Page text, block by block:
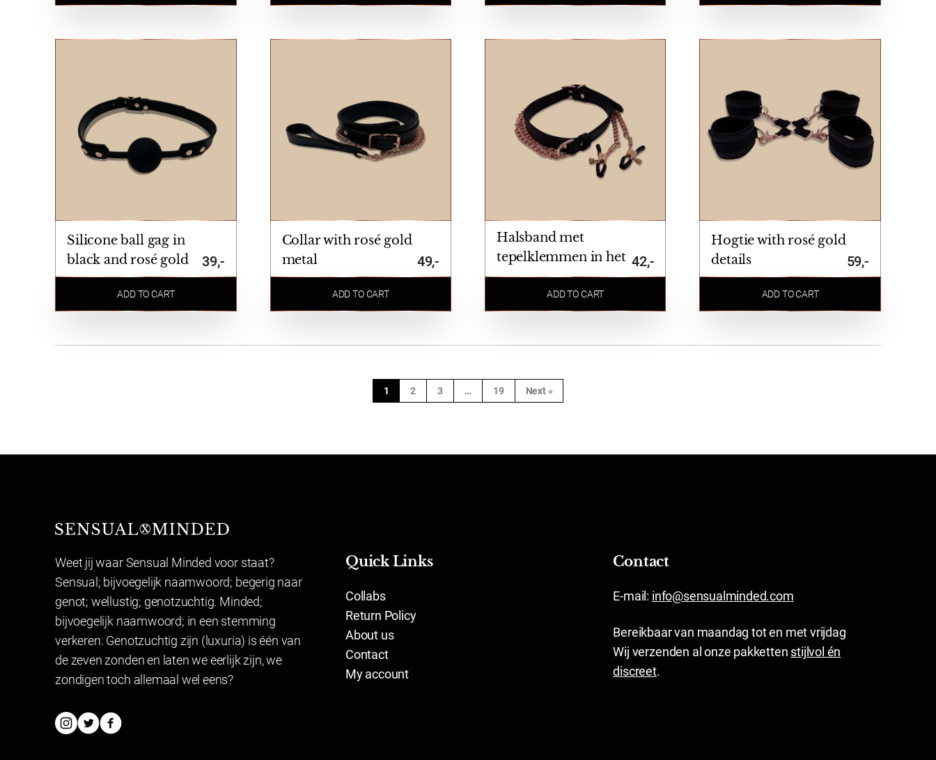
Silicone ball gag in
black and rosé gold
39,-
ADD TO CART
Collar with rosé gold
metal
49,-
ADD TO CART
Halsband met
tepelklemmen in het
rosé goud
42,-
ADD TO CART
Hogtie with rosé gold
details
59,-
ADD TO CART
1 2 3 … 19 Next »
Sensual Minded
Weet jij waar Sensual Minded voor staat?
Sensual; bijvoegelijk naamwoord; begerig naar
genot; wellustig; genotzuchtig. Minded;
bijvoegelijk naamwoord; in een stemming
verkeren. Genotzuchtig zijn (luxuria) is één van
de zeven zonden en laten we eerlijk zijn, we
zondigen toch allemaal wel eens?
Quick Links
Collabs
Return Policy
About us
Contact
My account
Contact
E-mail: info@sensualminded.com
Bereikbaar van maandag tot en met vrijdag
Wij verzenden al onze pakketten stijlvol én
discreet.